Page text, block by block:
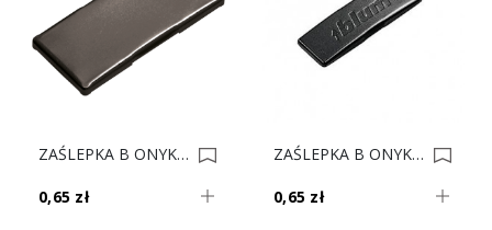
ZAŚLEPKA B ONYKS NA RAMIE ZAWIASU 8mm 70.4503 0013211
0,65 zł
ZAŚLEPKA B ONYKS NA RAMIE 70.1503.BP 0010472
0,65 zł